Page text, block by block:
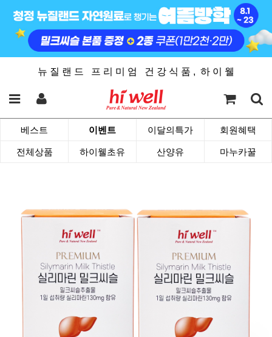
뉴 질 랜 드 프 리 미 엄 건 강 식 품 , 하 이 웰
베스트 이벤트 이달의특가 회원혜택
전체상품 하이웰초유 산양유 마누카꿀